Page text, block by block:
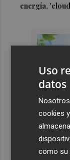
energía,
Uso
datos
cookies
como su